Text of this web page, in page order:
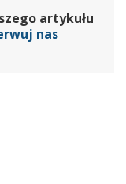
artykułu
nas